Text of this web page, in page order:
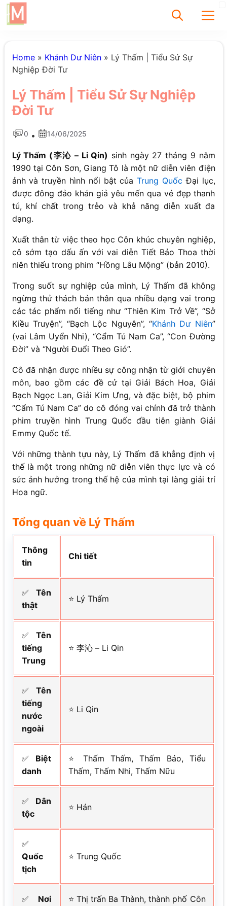
Home» Khánh Dư Niên» Lý Thấm | Tiểu Sử Sự
Nghiệp Đời Tư
Lý Thấm | Tiểu Sử Sự Nghiệp
Đời Tư
0 • 14/06/2025
Lý Thấm (李沁 – Li Qin) sinh ngày 27 tháng 9 năm
1990 tại Côn Sơn, Giang Tô là một nữ diễn viên điện
ảnh và truyền hình nổi bật củaTrung Quốc Đại lục,
được đông đảo khán giả yêu mến qua vẻ đẹp thanh
tú, khí chất trong trẻo và khả năng diễn xuất đa
dạng.
Xuất thân từ việc theo học Côn khúc chuyên nghiệp,
cô sớm tạo dấu ấn với vai diễn Tiết Bảo Thoa thời
niên thiếu trong phim “Hồng Lâu Mộng” (bản 2010).
Trong suốt sự nghiệp của mình, Lý Thấm đã không
ngừng thử thách bản thân qua nhiều dạng vai trong
các tác phẩm nổi tiếng như “Thiên Kim Trở Về”, “Sở
Kiều Truyện”, “Bạch Lộc Nguyên”, “Khánh Dư Niên”
(vai Lâm Uyển Nhi), “Cẩm Tú Nam Ca”, “Con Đường
Đời” và “Người Đuổi Theo Gió”.
Cô đã nhận được nhiều sự công nhận từ giới chuyên
môn, bao gồm các đề cử tại Giải Bách Hoa, Giải
Bạch Ngọc Lan, Giải Kim Ưng, và đặc biệt, bộ phim
“Cẩm Tú Nam Ca” do cô đóng vai chính đã trở thành
phim truyền hình Trung Quốc đầu tiên giành Giải
Emmy Quốc tế.
Với những thành tựu này, Lý Thấm đã khẳng định vị
thế là một trong những nữ diễn viên thực lực và có
sức ảnh hưởng trong thế hệ của mình tại làng giải trí
Hoa ngữ.
Tổng quan về Lý Thấm
Thông
tin
Chi tiết
✅ Tên
thật
⭐ Lý Thấm
✅ Tên
tiếng
Trung
⭐ 李沁 – Li Qin
✅ Tên
tiếng
nước
ngoài
⭐ Li Qin
✅ Biệt
danh
⭐ Thấm Thấm, Thấm Bảo, Tiểu
Thấm, Thấm Nhi, Thấm Nữu
✅ Dân
tộc
⭐ Hán
✅
Quốc
tịch
⭐ Trung Quốc
✅ Nơi
⭐ Thị trấn Ba Thành, thành phố Côn